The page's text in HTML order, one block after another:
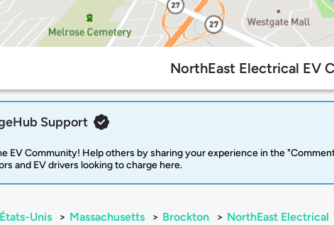
NorthEast Electrical EV
Support
EV Community! Help others by sharing your experience in the
and EV drivers looking to charge here.
États-Unis > Massachusetts > Brockton > NorthEast Electrical